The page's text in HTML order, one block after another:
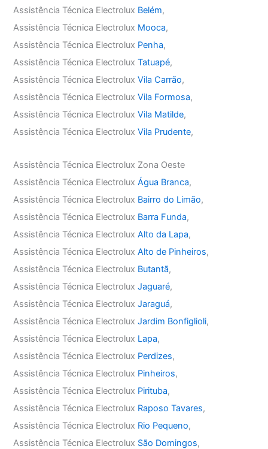
Assistência Técnica Electrolux Belém,
Assistência Técnica Electrolux Mooca,
Assistência Técnica Electrolux Penha,
Assistência Técnica ElectroluxTatuapé,
Assistência Técnica ElectroluxVila Carrão,
Assistência Técnica ElectroluxVila Formosa,
Assistência Técnica ElectroluxVila Matilde,
Assistência Técnica ElectroluxVila Prudente,
Assistência Técnica Electrolux Zona Oeste
Assistência Técnica ElectroluxÁgua Branca,
Assistência Técnica Electrolux Bairro do Limão,
Assistência Técnica Electrolux Barra Funda,
Assistência Técnica ElectroluxAlto da Lapa,
Assistência Técnica ElectroluxAlto de Pinheiros,
Assistência Técnica Electrolux Butantã,
Assistência Técnica ElectroluxJaguaré,
Assistência Técnica ElectroluxJaraguá,
Assistência Técnica ElectroluxJardim Bonfiglioli,
Assistência Técnica Electrolux Lapa,
Assistência Técnica Electrolux Perdizes,
Assistência Técnica Electrolux Pinheiros,
Assistência Técnica Electrolux Pirituba,
Assistência Técnica Electrolux Raposo Tavares,
Assistência Técnica Electrolux Rio Pequeno,
Assistência Técnica Electrolux São Domingos,